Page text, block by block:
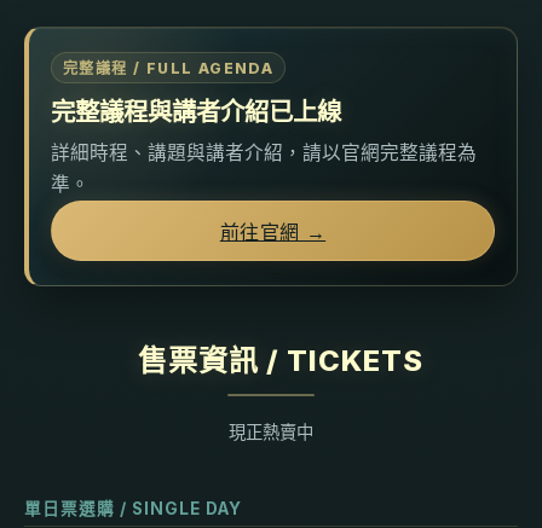
完整議程 / FULL AGENDA
完整議程與講者介紹已上線
詳細時程、講題與講者介紹，請以官網完整議程為
準。
前往官網 →
售票資訊 / TICKETS
現正熱賣中
單日票選購 / SINGLE DAY